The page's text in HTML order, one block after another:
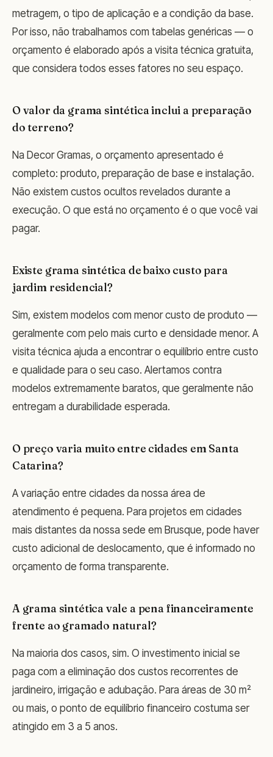
metragem, o tipo de aplicação e a condição da base.
Por isso, não trabalhamos com tabelas genéricas — o
orçamento é elaborado após a visita técnica gratuita,
que considera todos esses fatores no seu espaço.
O valor da grama sintética inclui a preparação
do terreno?
Na Decor Gramas, o orçamento apresentado é
completo: produto, preparação de base e instalação.
Não existem custos ocultos revelados durante a
execução. O que está no orçamento é o que você vai
pagar.
Existe grama sintética de baixo custo para
jardim residencial?
Sim, existem modelos com menor custo de produto —
geralmente com pelo mais curto e densidade menor. A
visita técnica ajuda a encontrar o equilíbrio entre custo
e qualidade para o seu caso. Alertamos contra
modelos extremamente baratos, que geralmente não
entregam a durabilidade esperada.
O preço varia muito entre cidades em Santa
Catarina?
A variação entre cidades da nossa área de
atendimento é pequena. Para projetos em cidades
mais distantes da nossa sede em Brusque, pode haver
custo adicional de deslocamento, que é informado no
orçamento de forma transparente.
A grama sintética vale a pena financeiramente
frente ao gramado natural?
Na maioria dos casos, sim. O investimento inicial se
paga com a eliminação dos custos recorrentes de
jardineiro, irrigação e adubação. Para áreas de 30 m²
ou mais, o ponto de equilíbrio financeiro costuma ser
atingido em 3 a 5 anos.